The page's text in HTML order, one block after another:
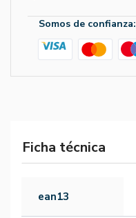
Somos de confianza:
Ficha técnica
ean13